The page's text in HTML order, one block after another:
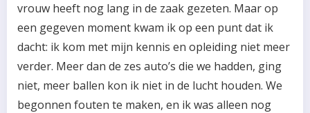
vrouw heeft nog lang in de zaak gezeten. Maar op
een gegeven moment kwam ik op een punt dat ik
dacht: ik kom met mijn kennis en opleiding niet meer
verder. Meer dan de zes auto’s die we hadden, ging
niet, meer ballen kon ik niet in de lucht houden. We
begonnen fouten te maken, en ik was alleen nog